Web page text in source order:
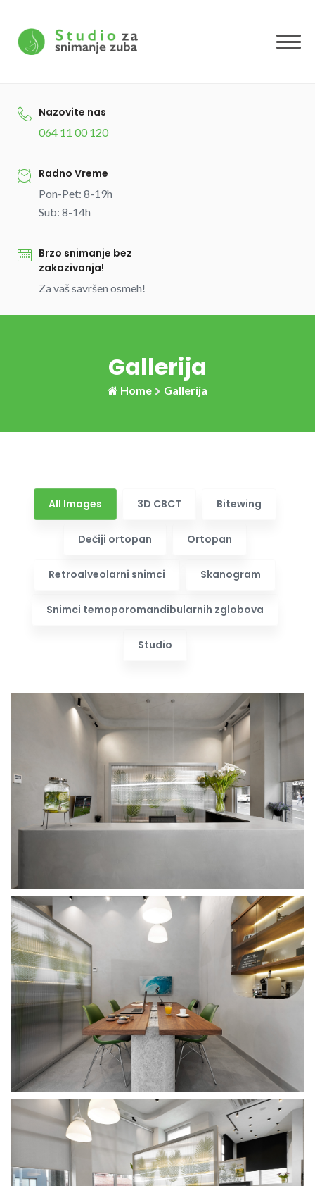
content
Nazovite nas
064 11 00 120
Radno Vreme
Pon-Pet: 8-19h
Sub: 8-14h
Brzo snimanje bez
zakazivanja!
Za vaš savršen osmeh!
Gallerija
Home Gallerija
All Images 3D CBCT Bitewing
Dečiji ortopan Ortopan
Retroalveolarni snimci Skanogram
Snimci temoporomandibularnih zglobova
Studio